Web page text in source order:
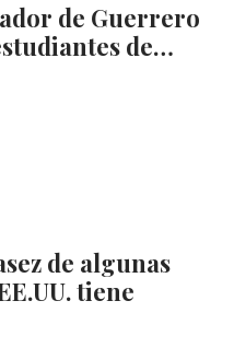
de Guerrero
de…
de algunas
tiene